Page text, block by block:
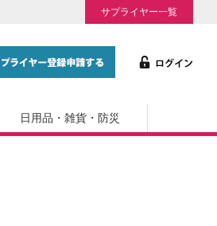
サプライヤー一覧
日用品・雑貨・防災